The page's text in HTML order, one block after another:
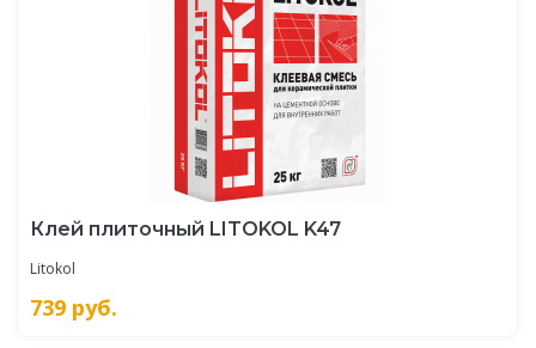
Клей плиточный LITOKOL K47
Litokol
739 руб.